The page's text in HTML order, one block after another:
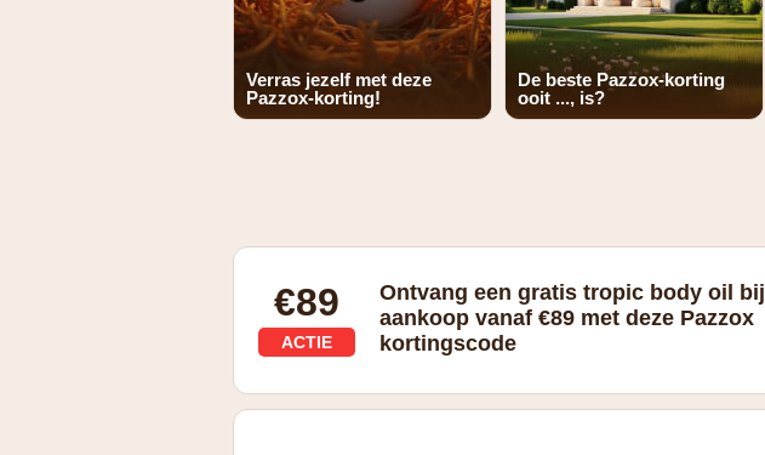
Verras jezelf met deze
Pazzox-korting!
De beste Pazzox-korting
ooit ..., is?
€89
ACTIE
Ontvang een gratis tropic body oil bij
aankoop vanaf €89 met deze Pazzox
kortingscode